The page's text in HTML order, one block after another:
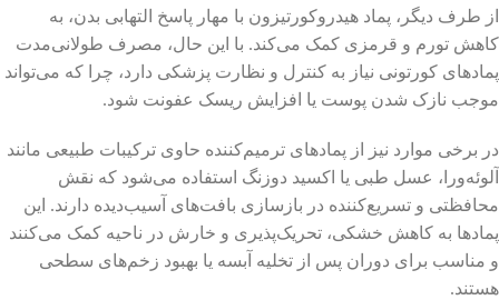
از طرف دیگر، پماد هیدروکورتیزون با مهار پاسخ التهابی بدن، به
کاهش تورم و قرمزی کمک می‌کند. با این حال، مصرف طولانی‌مدت
پمادهای کورتونی نیاز به کنترل و نظارت پزشکی دارد، چرا که می‌تواند
موجب نازک شدن پوست یا افزایش ریسک عفونت شود.
در برخی موارد نیز از پمادهای ترمیم‌کننده حاوی ترکیبات طبیعی مانند
آلوئه‌ورا، عسل طبی یا اکسید دوزنگ استفاده می‌شود که نقش
محافظتی و تسریع‌کننده در بازسازی بافت‌های آسیب‌دیده دارند. این
پمادها به کاهش خشکی، تحریک‌پذیری و خارش در ناحیه کمک می‌کنند
و مناسب برای دوران پس از تخلیه آبسه یا بهبود زخم‌های سطحی
هستند.